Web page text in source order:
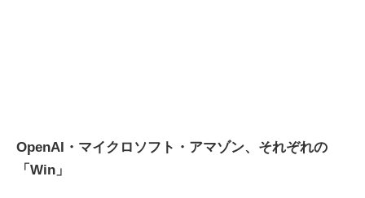
OpenAI・マイクロソフト・アマゾン、それぞれの
「Win」